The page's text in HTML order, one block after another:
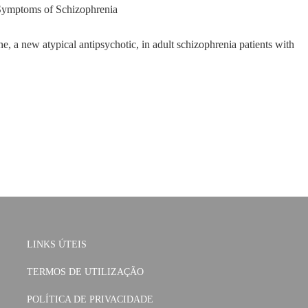
of Schizophrenia
a new atypical antipsychotic, in adult schizophrenia patients with
LINKS ÚTEIS
TERMOS DE UTILIZAÇÃO
POLÍTICA DE PRIVACIDADE